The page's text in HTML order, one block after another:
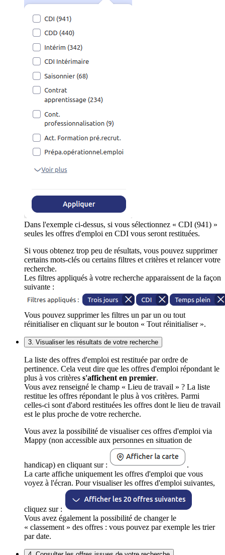
Dans l'exemple ci-dessus, si vous sélectionnez « CDI (941) »
seules les offres d'emploi en CDI vous seront restituées.
Si vous obtenez trop peu de résultats, vous pouvez supprimer
certains mots-clés ou certains filtres et critères et relancer votre
recherche.
Les filtres appliqués à votre recherche apparaissent de la façon
suivante :
Vous pouvez supprimer les filtres un par un ou tout
réinitialiser en cliquant sur le bouton « Tout réinitialiser ».
3. Visualiser les résultats de votre recherche
La liste des offres d'emploi est restituée par ordre de
pertinence. Cela veut dire que les offres d'emploi répondant le
plus à vos critères s'affichent en premier.
Vous avez renseigné le champ « Lieu de travail » ? La liste
restitue les offres répondant le plus à vos critères. Parmi
celles-ci sont d'abord restituées les offres dont le lieu de travail
est le plus proche de votre recherche.
Vous avez la possibilité de visualiser ces offres d'emploi via
Mappy (non accessible aux personnes en situation de
handicap) en cliquant sur :
.
La carte affiche uniquement les offres d'emploi que vous
voyez à l'écran. Pour visualiser les offres d'emploi suivantes,
cliquez sur :
Vous avez également la possibilité de changer le
« classement » des offres : vous pouvez par exemple les trier
par date.